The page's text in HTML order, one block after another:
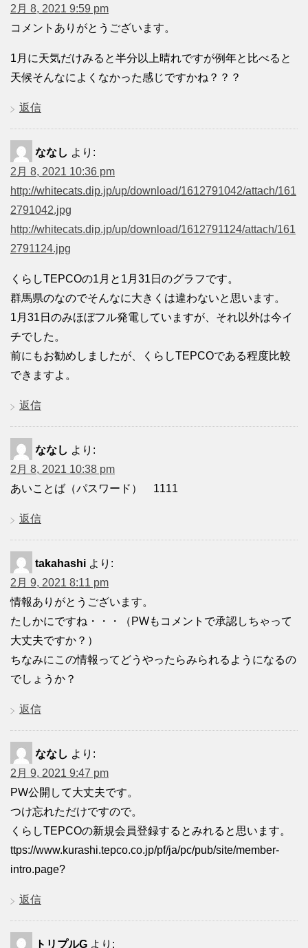
2月 8, 2021 9:59 pm
コメントありがとうございます。
1月に天気だけみると半分以上晴れですが例年と比べると
天候そんなによくなかった感じですかね？？？
返信
ななし より:
2月 8, 2021 10:36 pm
http://whitecats.dip.jp/up/download/1612791042/attach/161
2791042.jpg
http://whitecats.dip.jp/up/download/1612791124/attach/161
2791124.jpg
くらしTEPCOの1月と1月31日のグラフです。
群馬県のなのでそんなに大きくは違わないと思います。
1月31日のみほぼフル発電していますが、それ以外は今イ
チでした。
前にもお勧めしましたが、くらしTEPCOである程度比較
できますよ。
返信
ななし より:
2月 8, 2021 10:38 pm
あいことば（パスワード） 1111
返信
takahashi より:
2月 9, 2021 8:11 pm
情報ありがとうございます。
たしかにですね・・・（PWもコメントで承認しちゃって
大丈夫ですか？）
ちなみにこの情報ってどうやったらみられるようになるの
でしょうか？
返信
ななし より:
2月 9, 2021 9:47 pm
PW公開して大丈夫です。
つけ忘れただけですので。
くらしTEPCOの新規会員登録するとみれると思います。
ttps://www.kurashi.tepco.co.jp/pf/ja/pc/pub/site/member-
intro.page?
返信
トリプルG より: